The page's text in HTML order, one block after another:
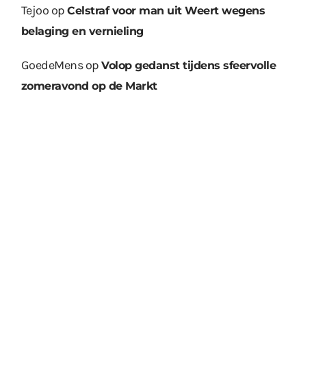
Tejoo opCelstraf voor man uit Weert wegens
belaging en vernieling
GoedeMensopVolop gedanst tijdens sfeervolle
zomeravond op de Markt